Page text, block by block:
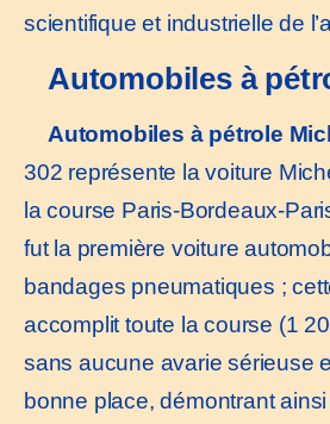
scientifique et industrielle de
Automobiles à
Automobiles à pétrole
302 représente la voiture
la course Paris-Bordeaux-
fut la première voiture
bandages pneumatiques ;
accomplit toute la course (1
sans aucune avarie sérieuse
bonne place, démontrant ainsi